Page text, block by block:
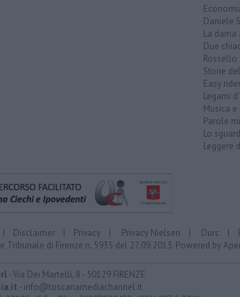
Daniele
La dama
Due
Rossello
Storie
Easy
Legami
Musica
Parole
Lo
Leggere
| Disclaimer | Privacy | Privacy Nielsen | Durc |
Tribunale di Firenze n. 5935 del 27.09.2013. Powered by
- Via Dei Martelli, 8 - 50129 FIRENZE
- info@toscanamediachannel.it